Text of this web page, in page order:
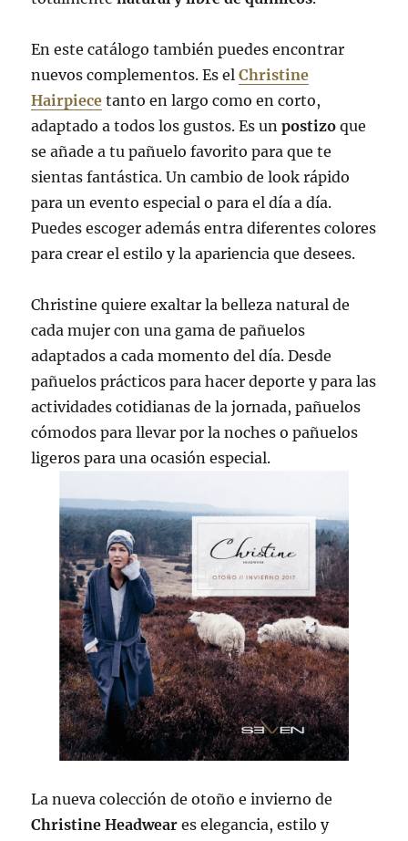
En este catálogo también puedes encontrar
nuevos complementos. Es elChristine
Hairpiece tanto en largo como en corto,
adaptado a todos los gustos. Es unpostizo que
se añade a tu pañuelo favorito para que te
sientas fantástica. Un cambio de look rápido
para un evento especial o para el día a día.
Puedes escoger además entra diferentes colores
para crear el estilo y la apariencia que desees.
Christine quiere exaltar la belleza natural de
cada mujer con una gama de pañuelos
adaptados a cada momento del día. Desde
pañuelos prácticos para hacer deporte y para las
actividades cotidianas de la jornada, pañuelos
cómodos para llevar por la noches o pañuelos
ligeros para una ocasión especial.
La nueva colección de otoño e invierno de
Christine Headwear es elegancia, estilo y